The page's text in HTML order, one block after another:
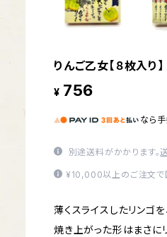
りんご乙女【８枚入り】
¥ 756
なら
別途送料がかかります。
¥10,000以上のご注文で
薄くスライスしたリンゴ
焼き上がった形はまさに